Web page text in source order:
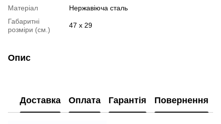
Матеріал
Нержавіюча сталь
Габаритні
розміри (см.)
47 x 29
Опис
Доставка Оплата Гарантія Повернення